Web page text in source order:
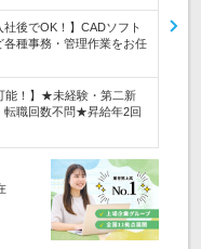
社後でOK！】CADソフト
種事務・管理作業をお任
能！】★未経験・第二新
職回数不問★昇給年2回